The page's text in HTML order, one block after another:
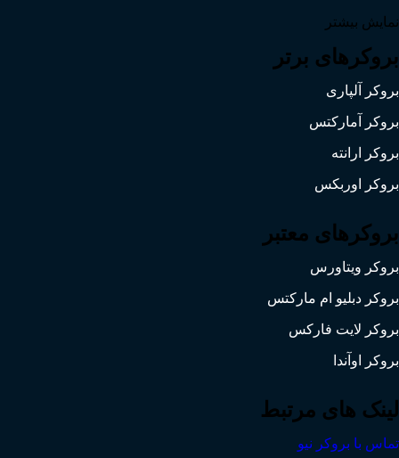
نمایش بیشتر
بروکرهای برتر
بروکر آلپاری
بروکر آمارکتس
بروکر ارانته
بروکر اوربکس
بروکرهای معتبر
بروکر ویتاورس
بروکر دبلیو ام مارکتس
بروکر لایت فارکس
بروکر اوآندا
لینک های مرتبط
تماس با بروکر نیو